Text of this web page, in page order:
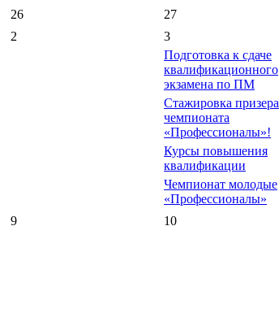
26
27
2
3
Подготовка к сдаче
квалификационного
экзамена по ПМ
Стажировка призера
чемпионата
«Профессионалы»!
Курсы повышения
квалификации
Чемпионат молодые
«Профессионалы»
9 10